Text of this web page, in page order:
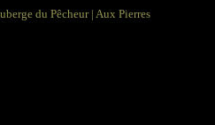
du Pêcheur | Aux Pierres